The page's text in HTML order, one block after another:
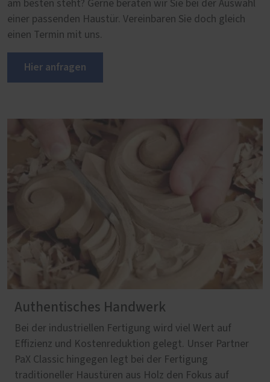
am besten steht? Gerne beraten wir Sie bei der Auswahl
einer passenden Haustür. Vereinbaren Sie doch gleich
einen Termin mit uns.
Hier anfragen
Authentisches Handwerk
Bei der industriellen Fertigung wird viel Wert auf
Effizienz und Kostenreduktion gelegt. Unser Partner
PaX Classic hingegen legt bei der Fertigung
traditioneller Haustüren aus Holz den Fokus auf